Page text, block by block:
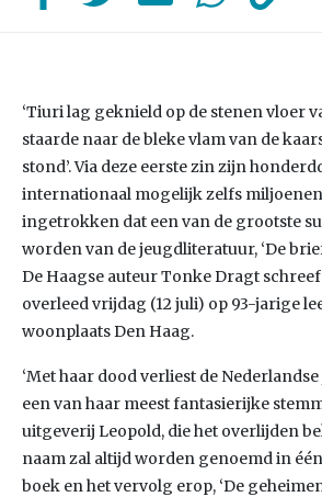
‘Tiuri lag geknield op de stenen vloer
staarde naar de bleke vlam van de
stond’. Via deze eerste zin zijn
internationaal mogelijk zelfs
ingetrokken dat een van de grootste
worden van de jeugdliteratuur, ‘De
De Haagse auteur Tonke Dragt
overleed vrijdag (12 juli) op 93-jarige
woonplaats Den Haag.
‘Met haar dood verliest de
een van haar meest fantasierijke
uitgeverij Leopold, die het overlijden
naam zal altijd worden genoemd in
boek en het vervolg erop, ‘De